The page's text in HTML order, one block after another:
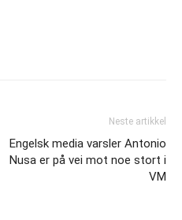
Neste artikkel
Engelsk media varsler Antonio
Nusa er på vei mot noe stort i
VM